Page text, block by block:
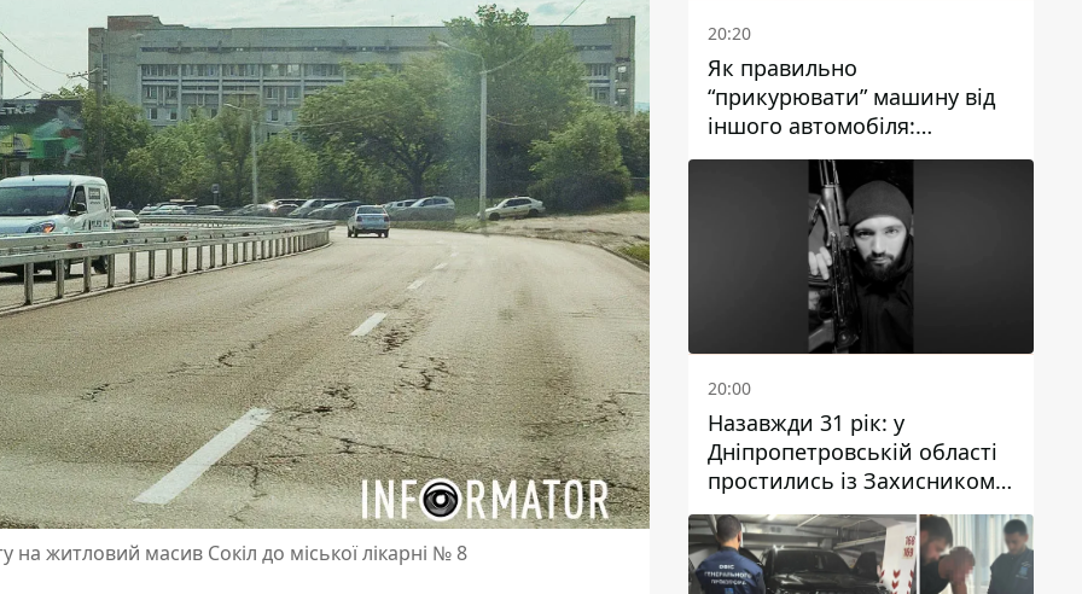
на житловий масив Сокіл до міської лікарні № 8
20:20
Як правильно
“прикурювати” машину від
іншого автомобіля:
інструкція для водіїв
20:00
Назавжди 31 рік: у
Дніпропетровській області
простились із Захисником
Олександром Рєпіним